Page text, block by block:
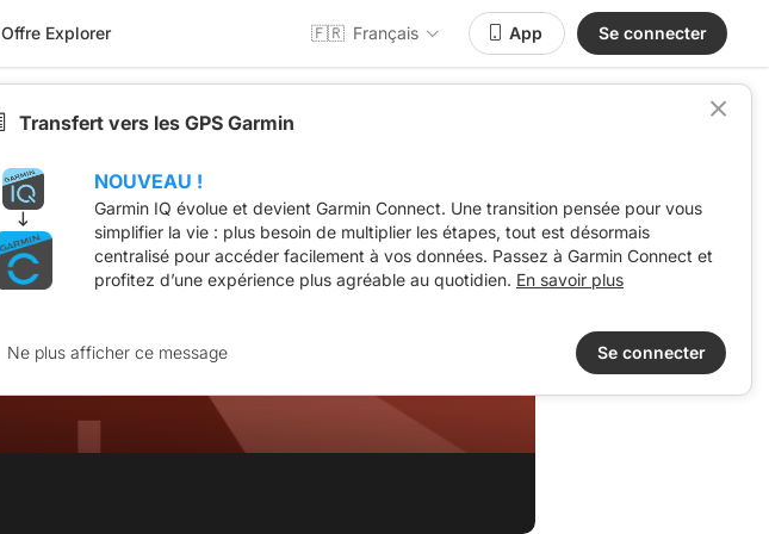
Offre Explorer 🇫🇷 Français App Se connecter
Transfert vers les GPS Garmin
NOUVEAU !
Garmin IQ évolue et devient Garmin Connect. Une transition pensée pour vous
simplifier la vie : plus besoin de multiplier les étapes, tout est désormais
centralisé pour accéder facilement à vos données. Passez à Garmin Connect et
profitez d’une expérience plus agréable au quotidien. En savoir plus
Ne plus afficher ce message Se connecter